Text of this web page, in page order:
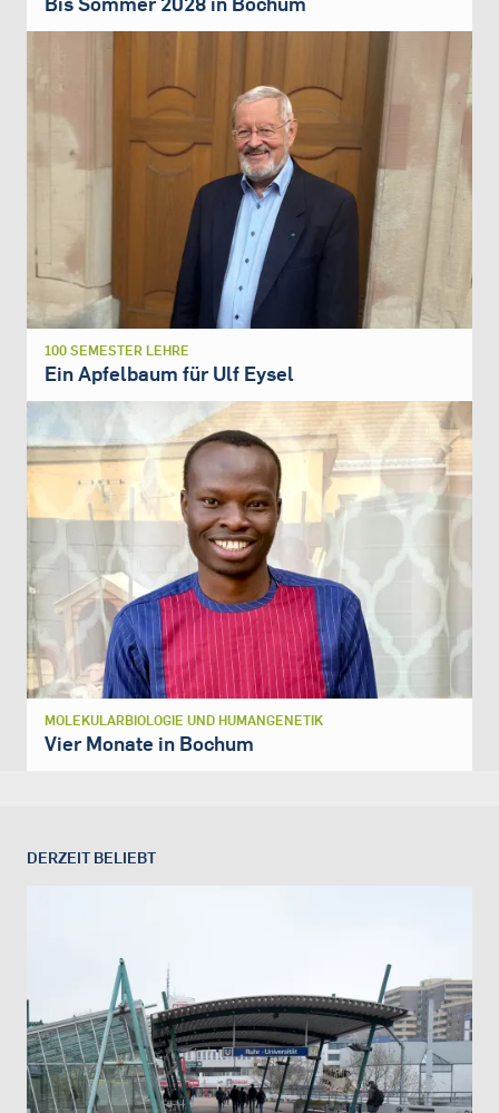
100 SEMESTER LEHRE
Ein Apfelbaum für Ulf Eysel
MOLEKULARBIOLOGIE UND HUMANGENETIK
Vier Monate in Bochum
DERZEIT BELIEBT